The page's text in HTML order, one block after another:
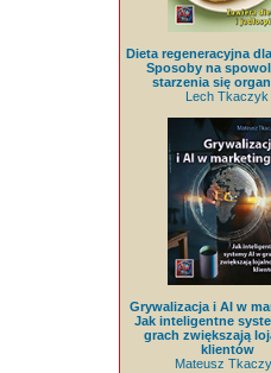
Dieta regeneracyjna
Sposoby na
starzenia się
Lech Tkaczyk
Grywalizacja i AI w
Jak inteligentne
grach zwiększają
klientów
Mateusz